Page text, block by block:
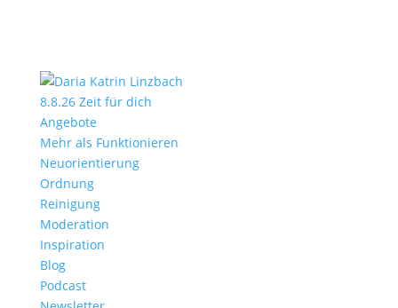
8.8.26 Zeit für dich
Angebote
Mehr als Funktionieren
Neuorientierung
Ordnung
Reinigung
Moderation
Inspiration
Blog
Podcast